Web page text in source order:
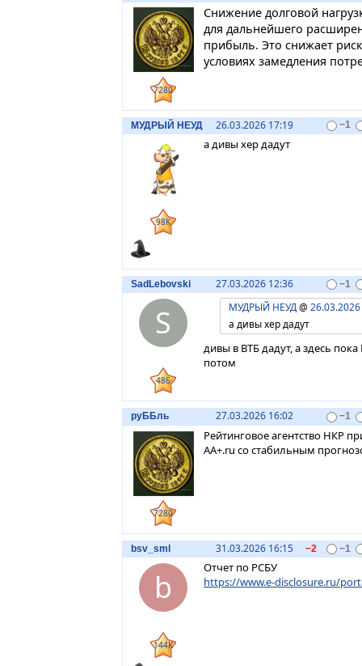
7280
Снижение долговой
для дальнейшего
прибыль. Это снижает
условиях замедления
МУДРЫЙ НЕУД 26.03.2026 17:19 −1
98K
а дивы хер дадут
SadLebovski 27.03.2026 12:36 −1
S
486
МУДРЫЙ НЕУД@
а дивы хер дадут
дивы в ВТБ дадут, а здесь
потом
руББль 27.03.2026 16:02 −1
7280
Рейтинговое агентство НКР
AA+.ru со стабильным
bsv_sml 31.03.2026 16:15 −2 −1
b
144K
Отчет по РСБУ
https://www.e-disclosure.ru/